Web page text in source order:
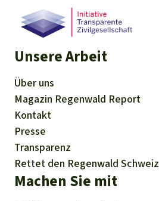
Unsere Arbeit
Über uns
Magazin Regenwald Report
Kontakt
Presse
Transparenz
Rettet den Regenwald Schweiz
Machen Sie mit